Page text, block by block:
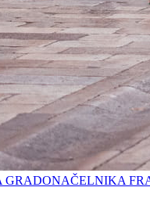
GRADONAČELNIKA